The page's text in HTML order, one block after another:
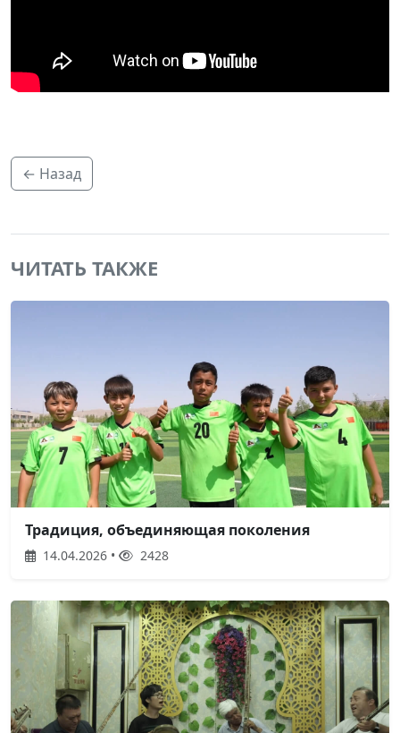
← Назад
ЧИТАТЬ ТАКЖЕ
Традиция, объединяющая поколения
14.04.2026 • 2428